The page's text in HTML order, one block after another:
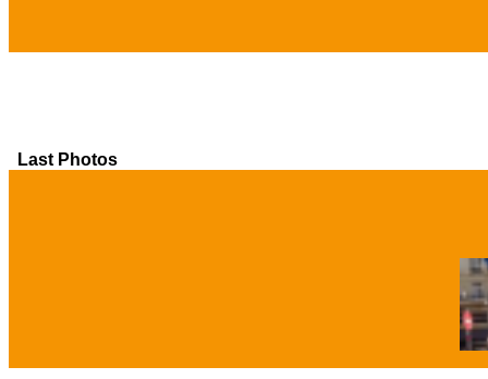
Last Photos